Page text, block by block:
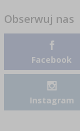
Obserwuj nas
Facebook
Instagram